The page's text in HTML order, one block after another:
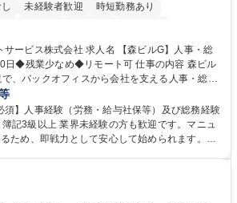
未経験者歓迎
時短勤務あり
支給 長期歓迎 駅近5分以内 土日祝休み
求人名 【森ビルG】人事・総
なめ◆リモート可 仕事の内容 森ビル
、バックオフィスから会社を支える人事・総務
務の業務をバランスよく担当し、ゆくゆくは制
戦できる、やりがいある環境です。 ■勤怠管
手続き、年末調整等の労務管理全般 ■入退社手続
制度改定などのコア業務 ■社内イベントの企画
が整っているため、安心して成長できます。 募
・総務◆賞与5ヶ月◆年休120日◆残業少なめ◆
須】人事経験（労務・給与社保等）及び総務経験
簿記3級以上 業界未経験の方も歓迎です。マニュ
ため、即戦力として安心して始められます。
の成長と組織への貢献度をダイレクトに実感で
日リモート可など、ワークライフバランスを保